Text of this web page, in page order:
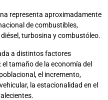
representa aproximadamente
de combustibles,
turbosina y combustóleo.
a distintos factores
tamaño de la economía del
el incremento,
la estacionalidad en el